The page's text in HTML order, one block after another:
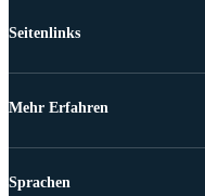
Seitenlinks
Mehr Erfahren
Sprachen